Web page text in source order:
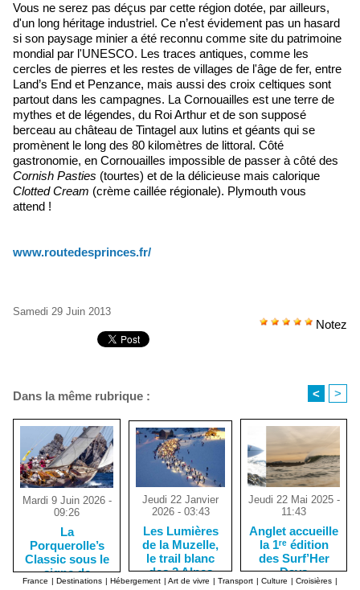
Vous ne serez pas déçus par cette région dotée, par ailleurs,
d'un long héritage industriel. Ce n’est évidement pas un hasard
si son paysage minier a été reconnu comme site du patrimoine
mondial par l'UNESCO. Les traces antiques, comme les
cercles de pierres et les restes de villages de l'âge de fer, entre
Land’s End et Penzance, mais aussi des croix celtiques sont
partout dans les campagnes. La Cornouailles est une terre de
mythes et de légendes, du Roi Arthur et de son supposé
berceau au château de Tintagel aux lutins et géants qui se
promènent le long des 80 kilomètres de littoral. Côté
gastronomie, en Cornouailles impossible de passer à côté des
Cornish Pasties (tourtes) et de la délicieuse mais calorique
Clotted Cream (crème caillée régionale). Plymouth vous
attend !
www.routedesprinces.fr/
Samedi 29 Juin 2013
Notez
Dans la même rubrique : < >
Mardi 9 Juin 2026 -
09:26
La
Porquerolle’s
Classic sous le
signe de
l'élégance des
Jeudi 22 Janvier
2026 - 03:43
Les Lumières
de la Muzelle,
le trail blanc
des 2 Alpes
Jeudi 22 Mai 2025 -
11:43
Anglet accueille
la 1ʳᵉ édition
des Surf’Her
Days
France Destinations Hébergement Art de vivre Transport Culture Croisières